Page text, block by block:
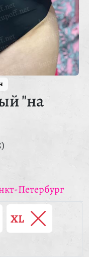
"на
Петербург
XL